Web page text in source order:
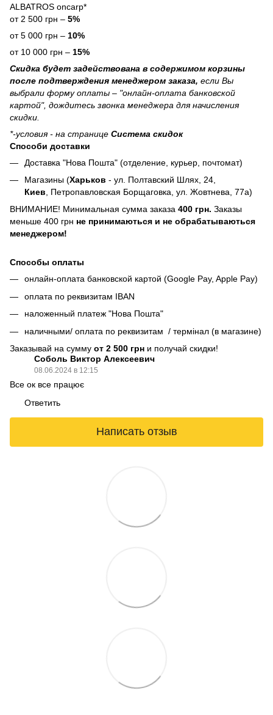
ALBATROS oncarp*
от 2 500 грн – 5%
от 5 000 грн – 10%
от 10 000 грн – 15%
Скидка будет задействована в содержимом корзины
после подтверждения менеджером заказа, если Вы
выбрали форму оплаты – "онлайн-оплата банковской
картой", дождитесь звонка менеджера для начисления
скидки.
*-условия - на странице Система скидок
Способи доставки
Доставка "Нова Пошта" (отделение, курьер, почтомат)
Магазины (Харьков - ул. Полтавский Шлях, 24,
Киев , Петропавловская Борщаговка, ул. Жовтнева, 77а)
ВНИМАНИЕ! Минимальная сумма заказа 400 грн. Заказы
меньше 400 грн не принимаються и не обрабатываються
менеджером!
Способы оплаты
онлайн-оплата банковской картой (Google Pay, Apple Pay)
оплата по реквизитам IBAN
наложенный платеж "Нова Пошта"
наличными/ оплата по реквизитам / термінал (в магазине)
Заказывай на сумму от 2 500 грн и получай скидки!
Соболь Виктор Алексеевич
08.06.2024 в 12:15
Все ок все працює
Ответить
Написать отзыв